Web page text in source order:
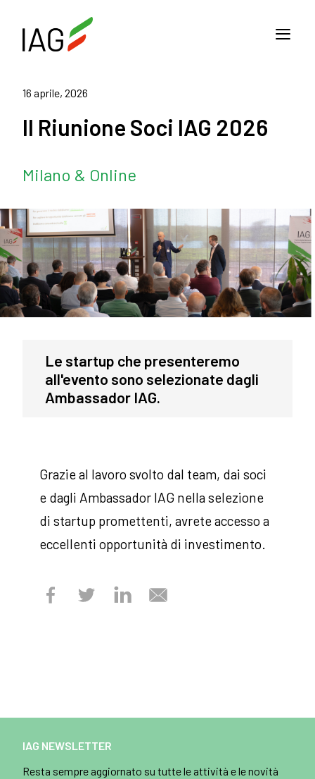
16 aprile, 2026
II Riunione Soci IAG 2026
Milano & Online
Le startup che presenteremo
all'evento sono selezionate dagli
Ambassador IAG.
Grazie al lavoro svolto dal team, dai soci
e dagli Ambassador IAG nella selezione
di startup promettenti, avrete accesso a
eccellenti opportunità di investimento.
IAG NEWSLETTER
Resta sempre aggiornato su tutte le attività e le novità